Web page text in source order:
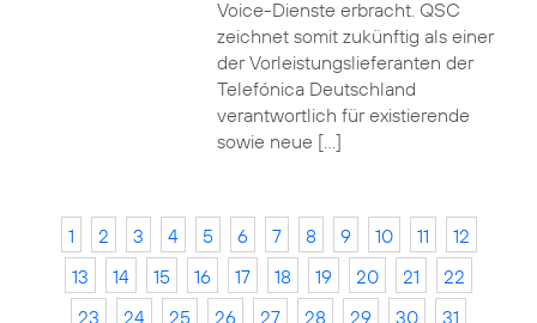
Voice-Dienste erbracht. QSC
zeichnet somit zukünftig als einer
der Vorleistungslieferanten der
Telefónica Deutschland
verantwortlich für existierende
sowie neue […]
1 2 3 4 5 6 7 8 9 10 11
12
13
14 15 16 17 18 19 20 21
22
23
24 25 26 27 28 29 30
31